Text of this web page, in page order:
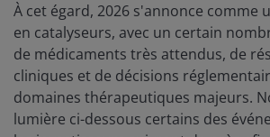
À cet égard, 2026 s'annonce comme
en catalyseurs, avec un certain
de médicaments très attendus, de
cliniques et de décisions
domaines thérapeutiques majeurs.
lumière ci-dessous certains des